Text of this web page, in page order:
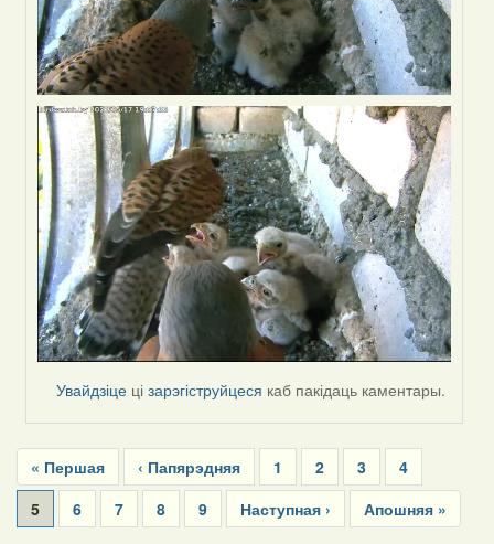
Увайдзіце цізарэгіструйцеся каб пакідаць каментары.
Pagination
First
page
« Першая
Previous
page
‹ Папярэдняя Page
1 Page
2 Page
3 Page
4
Current
page
5 Page
6 Page
7 Page
8 Page
9
Next
page
Наступная ›
Last
page
Апошняя »